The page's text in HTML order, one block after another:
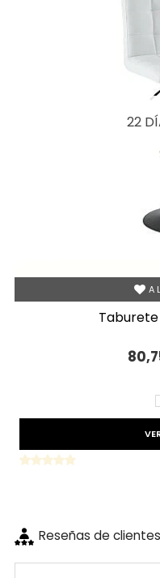
A
22
Reseñas de clientes